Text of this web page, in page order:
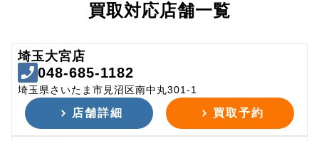
買取対応店舗一覧
埼玉大宮店
048-685-1182
埼玉県さいたま市見沼区南中丸301-1
店舗詳細 買取予約